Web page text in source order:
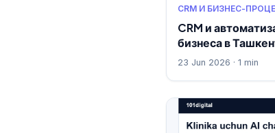
CRM И БИЗНЕС-
CRM и
бизнеса в
23 Jun 2026 · 1 min